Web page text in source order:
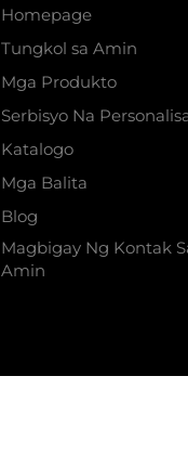
Homepage
Tungkol sa Amin
Mga Produkto
Serbisyo Na
Katalogo
Mga Balita
Blog
Magbigay Ng Kontak
Amin